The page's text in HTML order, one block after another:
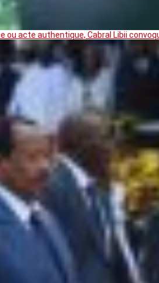
ou acte authentique, Cabral Libii